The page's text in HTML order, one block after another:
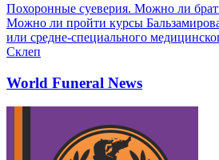
Похоронные суеверия. Можно ли
Можно ли пройти курсы
или средне-специального
Склеп
World Funeral News